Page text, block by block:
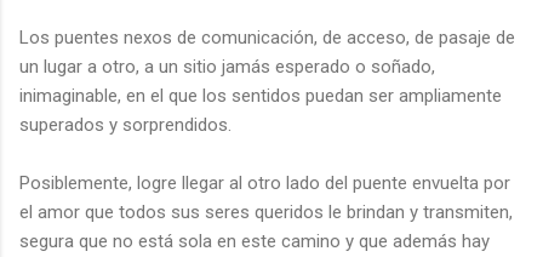
Los puentes nexos de comunicación, de acceso, de pasaje de
un lugar a otro, a un sitio jamás esperado o soñado,
inimaginable, en el que los sentidos puedan ser ampliamente
superados y sorprendidos.
Posiblemente, logre llegar al otro lado del puente envuelta por
el amor que todos sus seres queridos le brindan y transmiten,
segura que no está sola en este camino y que además hay